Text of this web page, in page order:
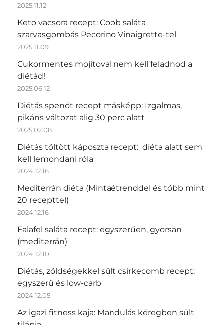
2025.11.12
Keto vacsora recept: Cobb saláta
szarvasgombás Pecorino Vinaigrette-tel
2025.11.09
Cukormentes mojitoval nem kell feladnod a
diétád!
2025.06.12
Diétás spenót recept másképp: Izgalmas,
pikáns változat alig 30 perc alatt
2025.02.08
Diétás töltött káposzta recept: diéta alatt sem
kell lemondani róla
2024.12.16
Mediterrán diéta (Mintaétrenddel és több mint
20 recepttel)
2024.12.16
Falafel saláta recept: egyszerűen, gyorsan
(mediterrán)
2024.12.10
Diétás, zöldségekkel sült csirkecomb recept:
egyszerű és low-carb
2024.12.05
Az igazi fitness kaja: Mandulás kéregben sült